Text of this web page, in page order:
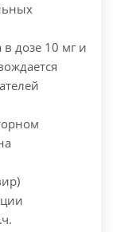
дозе 10 мг и